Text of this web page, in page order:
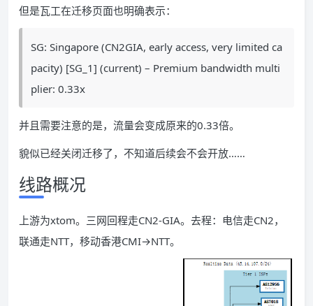
但是瓦工在迁移页面也明确表示：
SG: Singapore (CN2GIA, early access, very limited ca
pacity) [SG_1] (current) – Premium bandwidth multi
plier: 0.33x
并且需要注意的是，流量会变成原来的0.33倍。
貌似已经关闭迁移了，不知道后续会不会开放……
线路概况
上游为xtom。三网回程走CN2-GIA。去程：电信走CN2，
联通走NTT，移动香港CMI→NTT。